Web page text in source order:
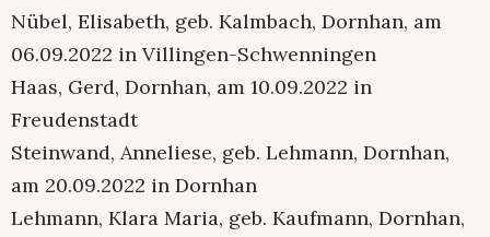
Nübel, Elisabeth, geb. Kalmbach, Dornhan, am
06.09.2022 in Villingen-Schwenningen
Haas, Gerd, Dornhan, am 10.09.2022 in
Freudenstadt
Steinwand, Anneliese, geb. Lehmann, Dornhan,
am 20.09.2022 in Dornhan
Lehmann, Klara Maria, geb. Kaufmann, Dornhan,